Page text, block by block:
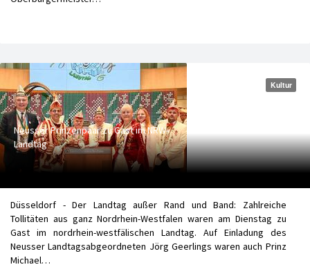
Kultur
Neusser Prinzenpaar zu Gast im NRW-
Landtag
Düsseldorf - Der Landtag außer Rand und Band: Zahlreiche
Tollitäten aus ganz Nordrhein-Westfalen waren am Dienstag zu
Gast im nordrhein-westfälischen Landtag. Auf Einladung des
Neusser Landtagsabgeordneten Jörg Geerlings waren auch Prinz
Michael…